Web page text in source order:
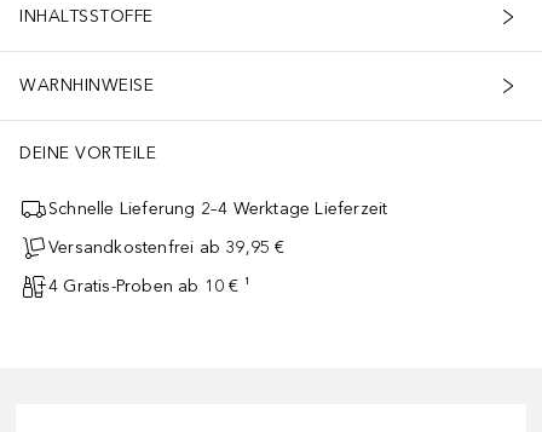
INHALTSSTOFFE
WARNHINWEISE
DEINE VORTEILE
Schnelle Lieferung 2–4 Werktage Lieferzeit
Versandkostenfrei ab 39,95 €
4 Gratis-Proben ab 10 € ¹